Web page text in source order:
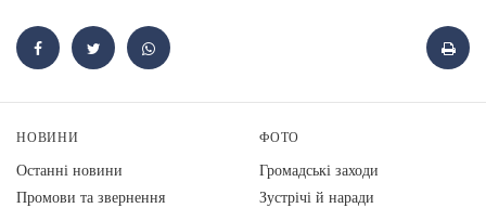
НОВИНИ
Останні новини
Промови та звернення
ФОТО
Громадські заходи
Зустрічі й наради